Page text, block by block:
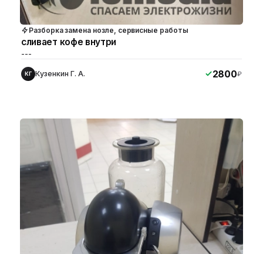
Разборка замена нозле, сервисные работы
сливает кофе внутри
---
КГ Кузенкин Г. А. 2800₽